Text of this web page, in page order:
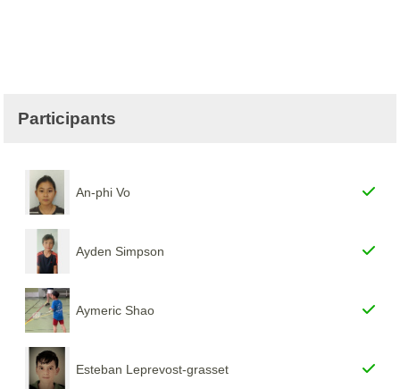
Participants
An-phi Vo
Ayden Simpson
Aymeric Shao
Esteban Leprevost-grasset